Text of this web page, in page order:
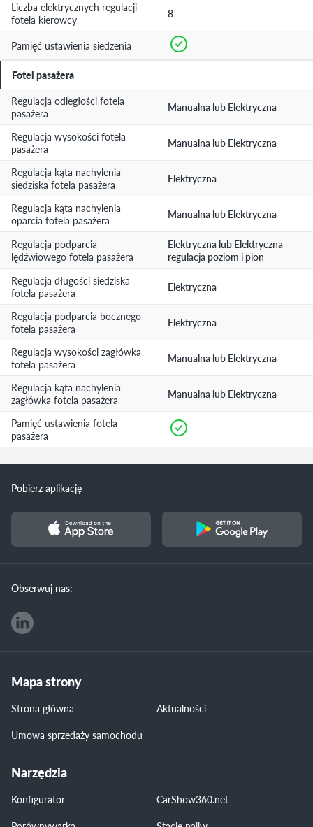
Liczba elektrycznych regulacji
fotela kierowcy
8
Pamięć ustawienia siedzenia
Fotel pasażera
Regulacja odległości fotela
pasażera
Manualna lub Elektryczna
Regulacja wysokości fotela
pasażera
Manualna lub Elektryczna
Regulacja kąta nachylenia
siedziska fotela pasażera
Elektryczna
Regulacja kąta nachylenia
oparcia fotela pasażera
Manualna lub Elektryczna
Regulacja podparcia
lędźwiowego fotela pasażera
Elektryczna lub Elektryczna
regulacja poziom i pion
Regulacja długości siedziska
fotela pasażera
Elektryczna
Regulacja podparcia bocznego
fotela pasażera
Elektryczna
Regulacja wysokości zagłówka
fotela pasażera
Manualna lub Elektryczna
Regulacja kąta nachylenia
zagłówka fotela pasażera
Manualna lub Elektryczna
Pamięć ustawienia fotela
pasażera
Pobierz aplikację
Obserwuj nas:
Mapa strony
Strona główna
Aktualności
Umowa sprzedaży samochodu
Narzędzia
Konfigurator
CarShow360.net